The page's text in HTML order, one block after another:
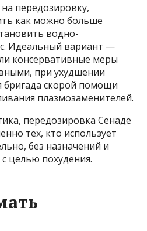
передозировку,
как можно больше
водно-
Идеальный вариант —
консервативные меры
при ухудшении
бригада скорой помощи
плазмозаменителей.
передозировка Сенаде
тех, кто использует
без назначений и
целью похудения.